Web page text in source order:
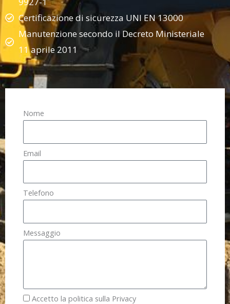
Certificazione di sicurezza UNI EN 13000
Manutenzione secondo il Decreto Ministeriale
11 aprile 2011
Nome
Email
Telefono
Messaggio
Accetto la politica sulla Privacy